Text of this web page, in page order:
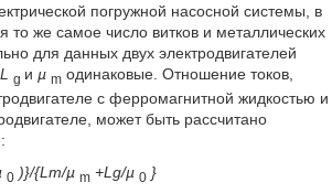
погружной насосной системы, в
то же самое число витков и металлических
для данных двух электродвигателей
L g и µ m одинаковые. Отношение токов,
с ферромагнитной жидкостью и
может быть рассчитано
0 )}/{Lm/µ m +Lg/µ 0 }